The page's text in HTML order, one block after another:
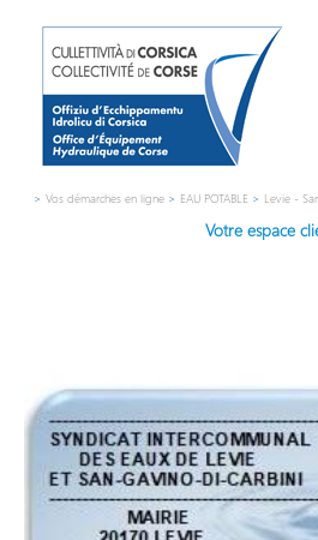
> Vos démarches en ligne > EAU POTABLE > Levie -
Votre espace